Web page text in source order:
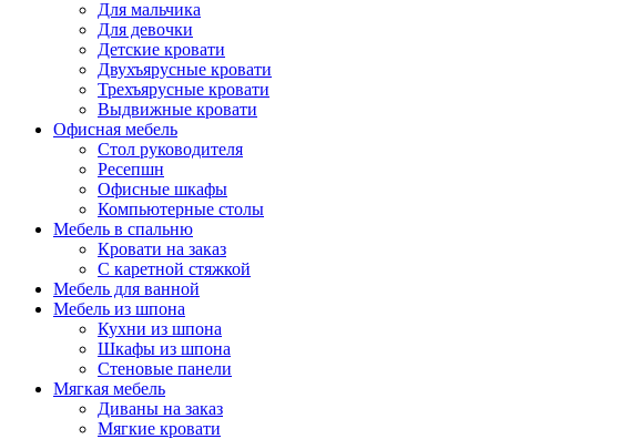
Для мальчика
Для девочки
Детские кровати
Двухъярусные кровати
Трехъярусные кровати
Выдвижные кровати
Офисная мебель
Стол руководителя
Ресепшн
Офисные шкафы
Компьютерные столы
Мебель в спальню
Кровати на заказ
С каретной стяжкой
Мебель для ванной
Мебель из шпона
Кухни из шпона
Шкафы из шпона
Стеновые панели
Мягкая мебель
Диваны на заказ
Мягкие кровати